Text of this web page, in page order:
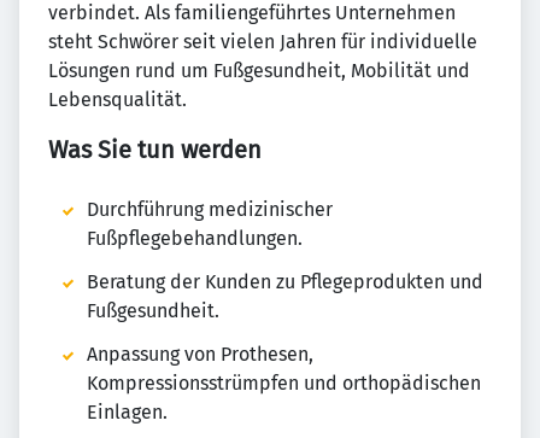
verbindet. Als familiengeführtes Unternehmen
steht Schwörer seit vielen Jahren für individuelle
Lösungen rund um Fußgesundheit, Mobilität und
Lebensqualität.
Was Sie tun werden
Durchführung medizinischer
Fußpflegebehandlungen.
Beratung der Kunden zu Pflegeprodukten und
Fußgesundheit.
Anpassung von Prothesen,
Kompressionsstrümpfen und orthopädischen
Einlagen.